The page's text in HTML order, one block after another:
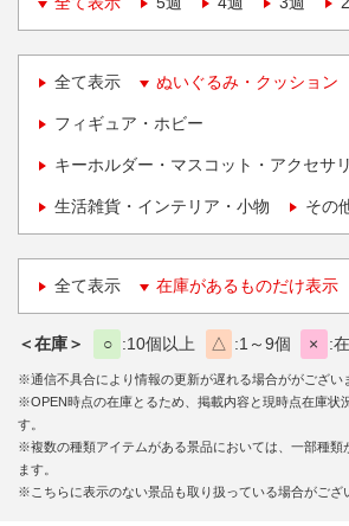
全て表示 ぬいぐるみ・クッション
フィギュア・ホビー
キーホルダー・マスコット・アクセサ
生活雑貨・インテリア・小物 その
全て表示 在庫があるものだけ表示
＜在庫＞ ○ 10個以上 △ 1～9個 ×
※通信不具合により情報の更新が遅れる場合ががござい
※OPEN時点の在庫とるため、掲載内容と現時点在庫状
す。
※複数の種類アイテムがある景品においては、一部種類
ます。
※こちらに表示のない景品も取り扱っている場合がござ